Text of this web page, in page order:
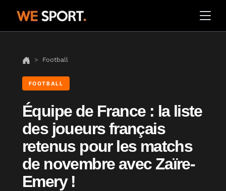
Football
FOOTBALL
Équipe de France : la liste
des joueurs français
retenus pour les matchs
de novembre avec Zaïre-
Emery !